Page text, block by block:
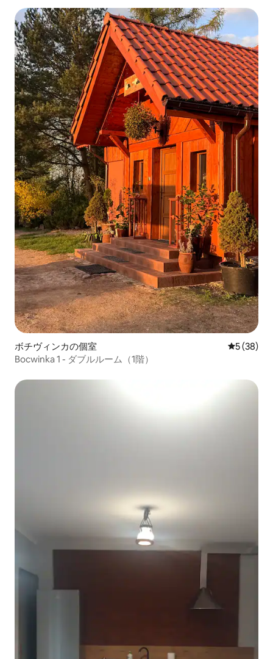
ボチヴィンカの個室 レビュー
5 (38)
Bocwinka 1 - ダブルルーム（1階）